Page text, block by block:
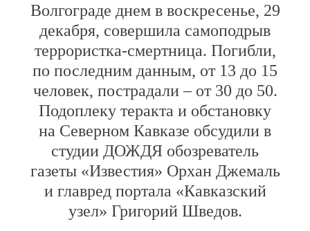
Волгограде днем в воскресенье, 29
декабря, совершила самоподрыв
террористка-смертница. Погибли,
по последним данным, от 13 до 15
человек, пострадали – от 30 до 50.
Подоплеку теракта и обстановку
на Северном Кавказе обсудили в
студии ДОЖДЯ обозреватель
газеты «Известия» Орхан Джемаль
и главред портала «Кавказский
узел» Григорий Шведов.